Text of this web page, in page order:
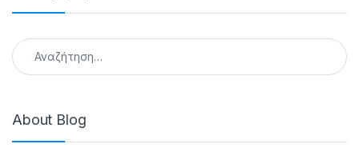
Αναζήτηση για:
About Blog